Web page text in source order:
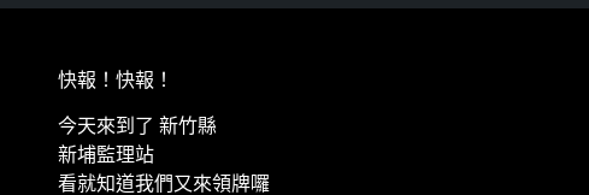
快報！快報！
今天來到了 新竹縣
新埔監理站
看就知道我們又來領牌囉